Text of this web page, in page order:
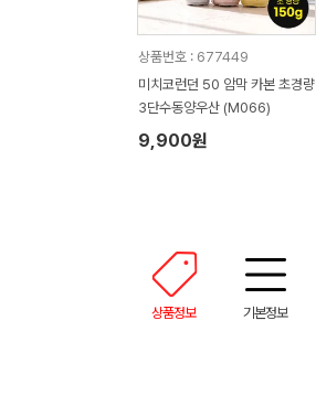
상품번호 : 677449
미치코런던 50 암막 카본 초경량
3단수동양우산 (M066)
9,900원
상품정보 기본정보